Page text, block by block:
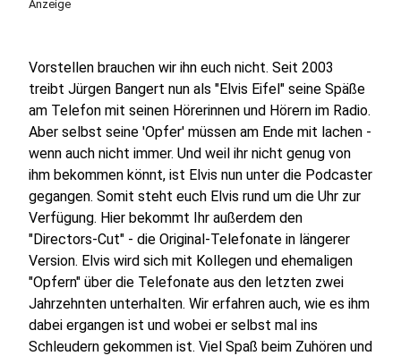
Anzeige
Vorstellen brauchen wir ihn euch nicht. Seit 2003
treibt Jürgen Bangert nun als "Elvis Eifel" seine Späße
am Telefon mit seinen Hörerinnen und Hörern im Radio.
Aber selbst seine 'Opfer' müssen am Ende mit lachen -
wenn auch nicht immer. Und weil ihr nicht genug von
ihm bekommen könnt, ist Elvis nun unter die Podcaster
gegangen. Somit steht euch Elvis rund um die Uhr zur
Verfügung. Hier bekommt Ihr außerdem den
"Directors-Cut" - die Original-Telefonate in längerer
Version. Elvis wird sich mit Kollegen und ehemaligen
"Opfern" über die Telefonate aus den letzten zwei
Jahrzehnten unterhalten. Wir erfahren auch, wie es ihm
dabei ergangen ist und wobei er selbst mal ins
Schleudern gekommen ist. Viel Spaß beim Zuhören und